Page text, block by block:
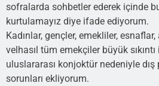
sofralarda sohbetler ederek içinde
kurtulamayız diye ifade ediyorum.
Kadınlar, gençler, emekliler,
velhasıl tüm emekçiler büyük
uluslararası konjoktür nedeniyle
sorunları ekliyorum.